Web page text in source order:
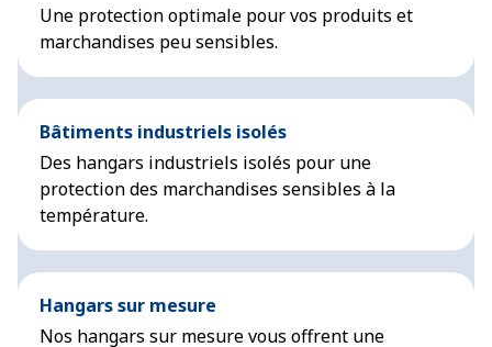
Une protection optimale pour vos produits et
marchandises peu sensibles.
Bâtiments industriels isolés
Des hangars industriels isolés pour une
protection des marchandises sensibles à la
température.
Hangars sur mesure
Nos hangars sur mesure vous offrent une